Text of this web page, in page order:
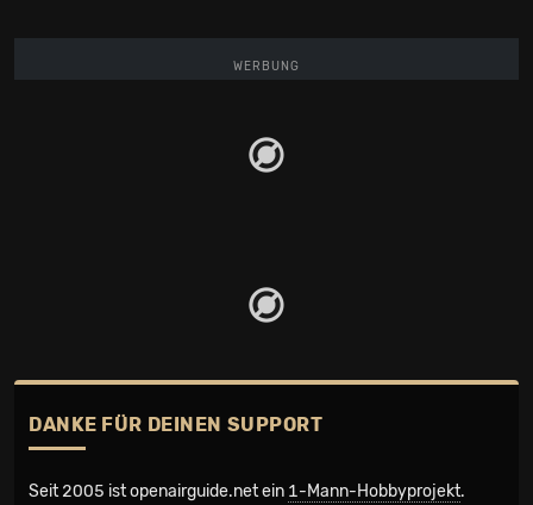
WERBUNG
DANKE FÜR DEINEN SUPPORT
Seit 2005 ist openairguide.net ein 1-Mann-Hobbyprojekt.